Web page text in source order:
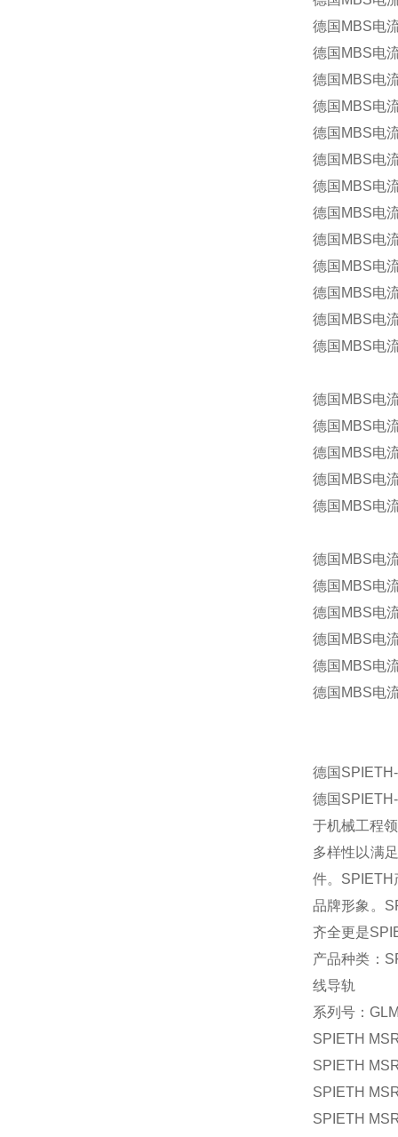
德国MBS电
德国MBS
德国MBS
德国MBS电
德国MBS
德国MBS电
德国MBS电
德国MBS电
德国MBS电
德国MBS
德国MBS电
德国MBS
德国MBS
德国MBS电
德国MBS
德国MBS
德国MBS
德国MBS
德国MBS
德国MBS
德国MBS
德国MBS
德国MBS
德国MBS
德国
德国
于机械工程
多样性以满
件。SPIETH
品牌形象。
齐全更是
产品种类：
线导轨
系列号：
SPIETH
SPIETH
SPIETH
SPIETH